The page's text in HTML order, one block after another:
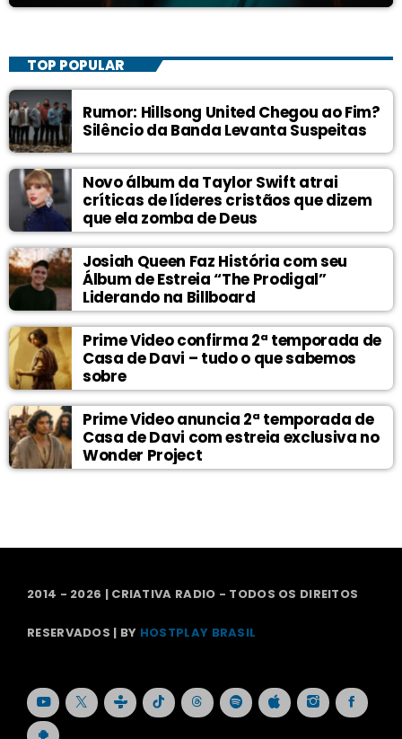
TOP POPULAR
Rumor: Hillsong United Chegou ao Fim?
Silêncio da Banda Levanta Suspeitas
Novo álbum da Taylor Swift atrai
críticas de líderes cristãos que dizem
que ela zomba de Deus
Josiah Queen Faz História com seu
Álbum de Estreia “The Prodigal”
Liderando na Billboard
Prime Video confirma 2ª temporada de
Casa de Davi – tudo o que sabemos
sobre
Prime Video anuncia 2ª temporada de
Casa de Davi com estreia exclusiva no
Wonder Project
2014 - 2026 | CRIATIVA RADIO - TODOS OS DIREITOS
RESERVADOS | BY HOSTPLAY BRASIL